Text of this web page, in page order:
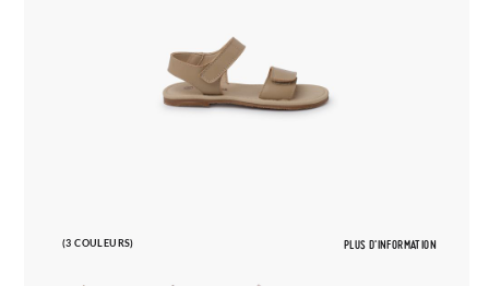
(3 COULEURS) PLUS D'INFORMATION